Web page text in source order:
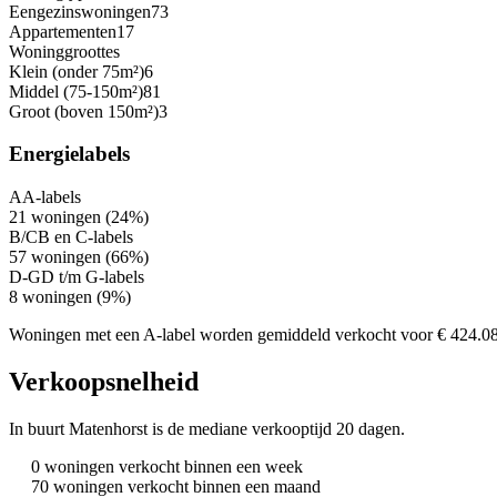
Eengezinswoningen73
Appartementen17
Woninggroottes
Klein (onder 75m²)6
Middel (75-150m²)81
Groot (boven 150m²)3
Energielabels
AA-labels
21 woningen (24%)
B/CB en C-labels
57 woningen (66%)
D-GD t/m G-labels
8 woningen (9%)
Woningen met een A-label worden gemiddeld verkocht voor €
Verkoopsnelheid
In buurt Matenhorst is de mediane verkooptijd 20 dagen.
0 woningen verkocht binnen een week
70 woningen verkocht binnen een maand